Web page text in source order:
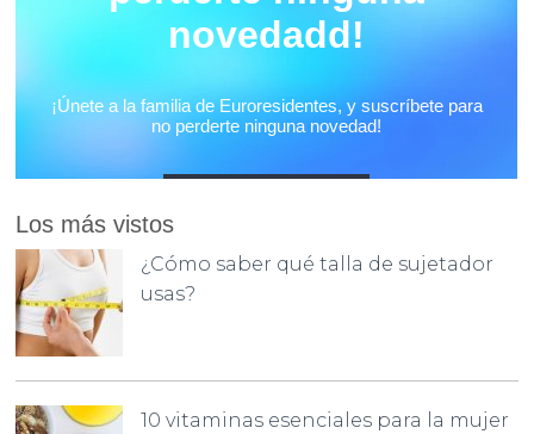
Los más vistos
¿Cómo saber qué talla de sujetador
usas?
10 vitaminas esenciales para la mujer